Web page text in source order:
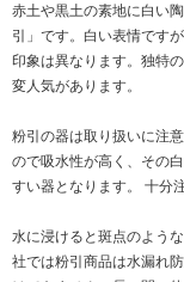
赤土や黒土の素地に白い
引」です。白い表情です
印象は異なります。独特
変人気があります。
粉引の器は取り扱いに注
ので吸水性が高く、その
すい器となります。 十分
水に浸けると斑点のよう
社では粉引商品は水漏れ